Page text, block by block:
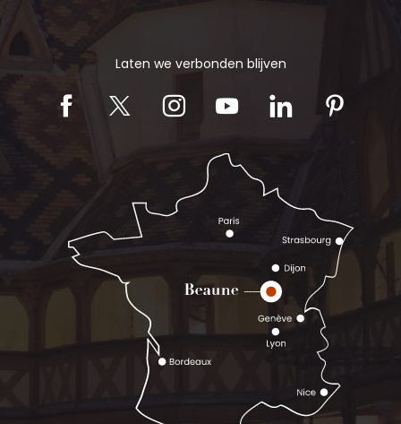
Laten we verbonden blijven